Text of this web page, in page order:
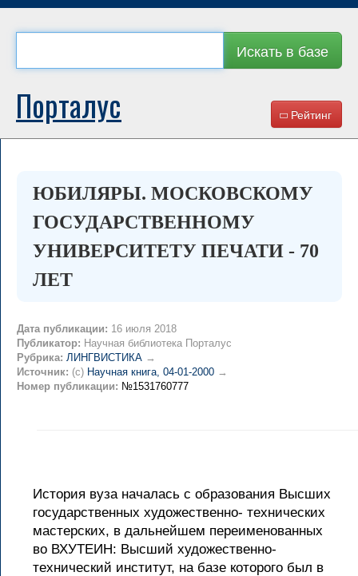
Искать в базе
Рейтинг
Порталус
ЮБИЛЯРЫ. МОСКОВСКОМУ
ГОСУДАРСТВЕННОМУ
УНИВЕРСИТЕТУ ПЕЧАТИ - 70
ЛЕТ
Дата публикации: 16 июля 2018
Публикатор: Научная библиотека Порталус
Рубрика: ЛИНГВИСТИКА →
Источник: (c) Научная книга, 04-01-2000 →
Номер публикации: №1531760777
История вуза началась с образования Высших
государственных художественно- технических
мастерских, в дальнейшем переименованных
во ВХУТЕИН: Высший художественно-
технический институт, на базе которого был в